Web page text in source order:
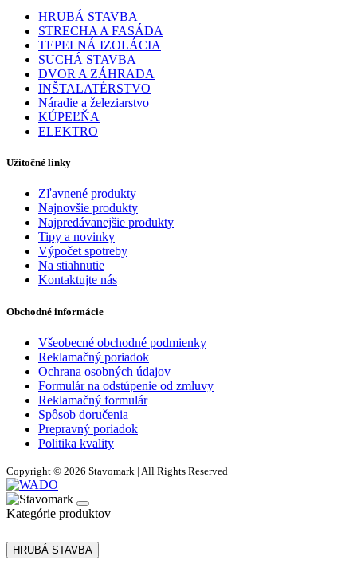
HRUBÁ STAVBA
STRECHA A FASÁDA
TEPELNÁ IZOLÁCIA
SUCHÁ STAVBA
DVOR A ZÁHRADA
INŠTALATÉRSTVO
Náradie a železiarstvo
KÚPEĽŇA
ELEKTRO
Užitočné linky
Zľavnené produkty
Najnovšie produkty
Najpredávanejšie produkty
Tipy a novinky
Výpočet spotreby
Na stiahnutie
Kontaktujte nás
Obchodné informácie
Všeobecné obchodné podmienky
Reklamačný poriadok
Ochrana osobných údajov
Formulár na odstúpenie od zmluvy
Reklamačný formulár
Spôsob doručenia
Prepravný poriadok
Politika kvality
Copyright © 2026 Stavomark | All Rights Reserved
Kategórie produktov
HRUBÁ STAVBA